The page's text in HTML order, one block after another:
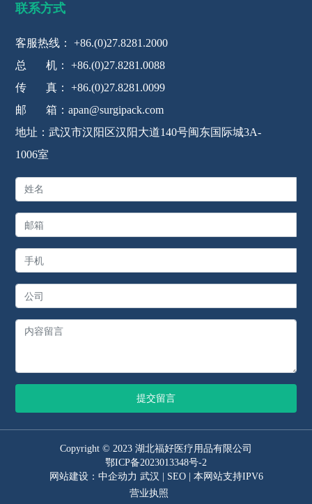
联系方式
客服热线：+86.(0)27.8281.2000
总 机：+86.(0)27.8281.0088
传 真： +86.(0)27.8281.0099
邮 箱：apan@surgipack.com
地址：武汉市汉阳区汉阳大道140号闽东国际城3A-
1006室
提交留言
Copyright © 2023 湖北福好医疗用品有限公司
鄂ICP备2023013348号-2
网站建设：中企动力 武汉 SEO| 本网站支持IPV6
营业执照